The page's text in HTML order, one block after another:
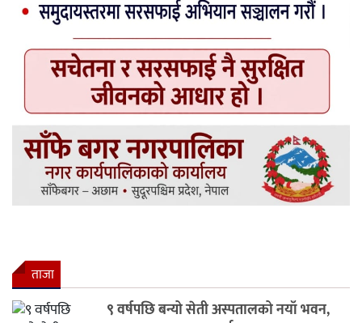
ताजा
९ वर्षपछि बन्यो सेती अस्पतालको नयाँ भवन,